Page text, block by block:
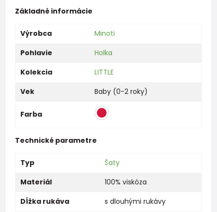
Základné informácie
Výrobca
Minoti
Pohlavie
Holka
Kolekcia
LITTLE
Vek
Baby (0-2 roky)
Farba
Technické parametre
Typ
Šaty
Materiál
100% viskóza
Dĺžka rukáva
s dlouhými rukávy